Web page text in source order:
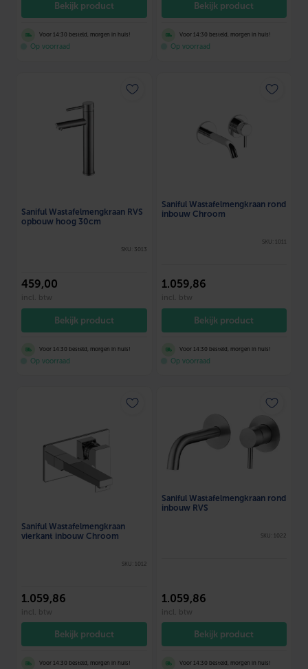
Bekijk product
Voor 14:30 besteld, morgen in huis!
Op voorraad
Bekijk product
Voor 14:30 besteld, morgen in huis!
Op voorraad
Saniful Wastafelmengkraan RVS
opbouw hoog 30cm
SKU: 3013
459,00
incl. btw
Bekijk product
Voor 14:30 besteld, morgen in huis!
Op voorraad
Saniful Wastafelmengkraan rond
inbouw Chroom
SKU: 1011
1.059,86
incl. btw
Bekijk product
Voor 14:30 besteld, morgen in huis!
Op voorraad
Saniful Wastafelmengkraan
vierkant inbouw Chroom
SKU: 1012
1.059,86
incl. btw
Bekijk product
Voor 14:30 besteld, morgen in huis!
Saniful Wastafelmengkraan rond
inbouw RVS
SKU: 1022
1.059,86
incl. btw
Bekijk product
Voor 14:30 besteld, morgen in huis!